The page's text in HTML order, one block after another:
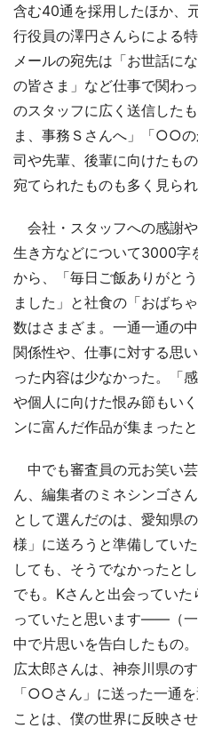
含む40通を採用したほか、
行役員の澤円さんらによる
メールの宛先は「お世話に
の皆さま」など仕事で関わ
のスタッフに広く送信した
ま、事務Ｓさんへ」「○○
司や先輩、後輩に向けたも
宛てられたものも多く見られ
会社・スタッフへの感謝
生き方などについて3000字
から、「毎日ご飯ありがと
ました」と社食の「おばち
数はさまざま。一通一通の
関係性や、仕事に対する思
った内容は少なかった。「
や個人に向けた恨み節もい
ンに富んだ作品が集まったと
中でも審査員の元お笑い
ん、編集者のミネシンゴさ
として選んだのは、愛知県
様」に送ろうと準備してい
しても、そうでなかったと
でも。Kさんと出会ってい
っていたと思います――（
中で片思いを告白したもの
広太郎さんは、神奈川県の
「○○さん」に送った一通
ことは、僕の世界に反映さ